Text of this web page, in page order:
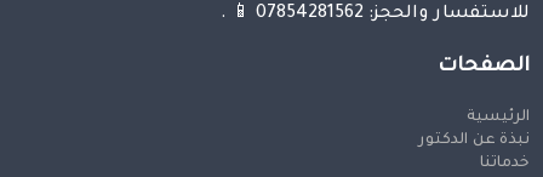
للاستفسار والحجز: 07854281562 📱 .
الصفحات
الرئيسية
نبذة عن الدكتور
خدماتنا